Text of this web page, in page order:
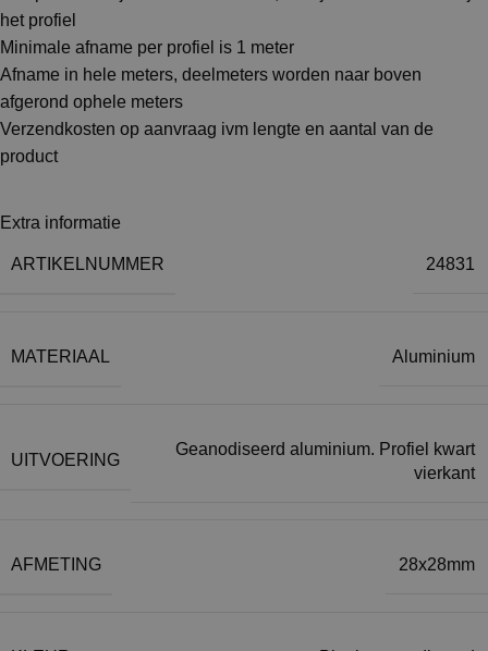
het profiel
Minimale afname per profiel is 1 meter
Afname in hele meters, deelmeters worden naar boven
afgerond ophele meters
Verzendkosten op aanvraag ivm lengte en aantal van de
product
Extra informatie
ARTIKELNUMMER 24831
MATERIAAL Aluminium
UITVOERING
Geanodiseerd aluminium. Profiel kwart
vierkant
AFMETING 28x28mm